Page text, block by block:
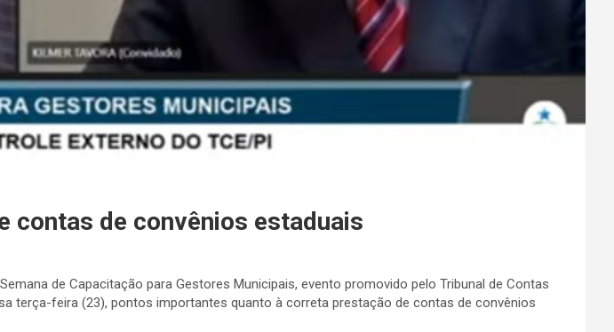
contas de convênios estaduais
de Capacitação para Gestores Municipais, evento promovido pelo Tribunal de Contas
terça-feira (23), pontos importantes quanto à correta prestação de contas de convênios